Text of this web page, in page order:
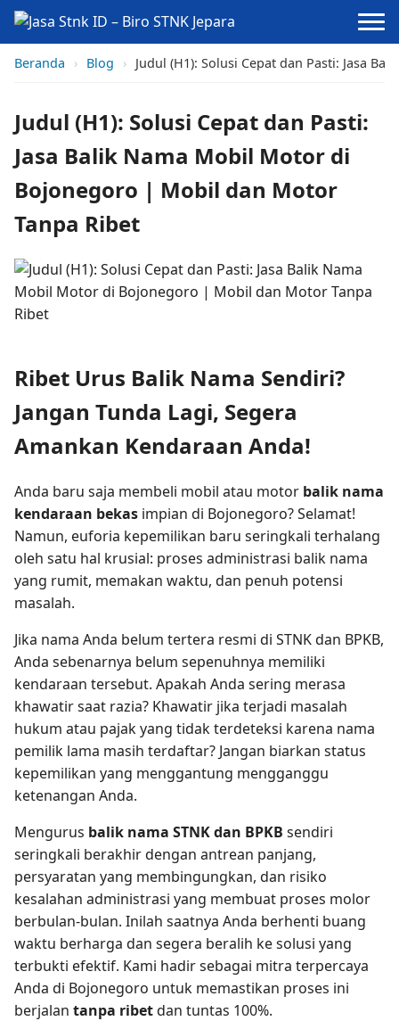
Beranda › Blog › Judul (H1): Solusi Cepat dan Pasti: Jasa
Judul (H1): Solusi Cepat dan Pasti:
Jasa Balik Nama Mobil Motor di
Bojonegoro | Mobil dan Motor
Tanpa Ribet
Ribet Urus Balik Nama Sendiri?
Jangan Tunda Lagi, Segera
Amankan Kendaraan Anda!
Anda baru saja membeli mobil atau motor balik nama
kendaraan bekas impian di Bojonegoro? Selamat!
Namun, euforia kepemilikan baru seringkali terhalang
oleh satu hal krusial: proses administrasi balik nama
yang rumit, memakan waktu, dan penuh potensi
masalah.
Jika nama Anda belum tertera resmi di STNK dan BPKB,
Anda sebenarnya belum sepenuhnya memiliki
kendaraan tersebut. Apakah Anda sering merasa
khawatir saat razia? Khawatir jika terjadi masalah
hukum atau pajak yang tidak terdeteksi karena nama
pemilik lama masih terdaftar? Jangan biarkan status
kepemilikan yang menggantung mengganggu
ketenangan Anda.
Mengurus balik nama STNK dan BPKB sendiri
seringkali berakhir dengan antrean panjang,
persyaratan yang membingungkan, dan risiko
kesalahan administrasi yang membuat proses molor
berbulan-bulan. Inilah saatnya Anda berhenti buang
waktu berharga dan segera beralih ke solusi yang
terbukti efektif. Kami hadir sebagai mitra terpercaya
Anda di Bojonegoro untuk memastikan proses ini
berjalan tanpa ribetdan tuntas 100%.